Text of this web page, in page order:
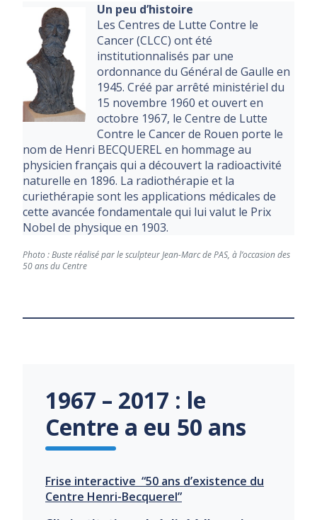
Un peu d’histoire
Les Centres de Lutte Contre le
Cancer (CLCC) ont été
institutionnalisés par une
ordonnance du Général de Gaulle en
1945. Créé par arrêté ministériel du
15 novembre 1960 et ouvert en
octobre 1967, le Centre de Lutte
Contre le Cancer de Rouen porte le
nom de Henri BECQUEREL en hommage au
physicien français qui a découvert la radioactivité
naturelle en 1896. La radiothérapie et la
curiethérapie sont les applications médicales de
cette avancée fondamentale qui lui valut le Prix
Nobel de physique en 1903.
Photo : Buste réalisé par le sculpteur Jean-Marc de PAS, à l’occasion des
50 ans du Centre
1967 – 2017 : le
Centre a eu 50 ans
Frise interactive “50 ans d’existence du
Centre Henri-Becquerel”